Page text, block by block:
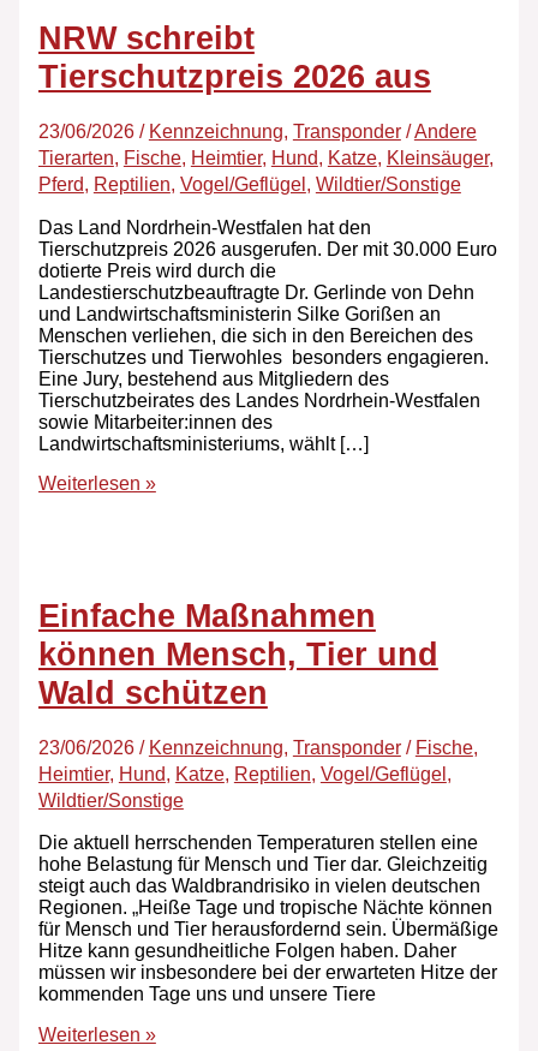
NRW schreibt
Tierschutzpreis 2026 aus
23/06/2026 / Kennzeichnung, Transponder/Andere
Tierarten, Fische, Heimtier, Hund, Katze, Kleinsäuger,
Pferd, Reptilien, Vogel/Geflügel , Wildtier/Sonstige
Das Land Nordrhein-Westfalen hat den
Tierschutzpreis 2026 ausgerufen. Der mit 30.000 Euro
dotierte Preis wird durch die
Landestierschutzbeauftragte Dr. Gerlinde von Dehn
und Landwirtschaftsministerin Silke Gorißen an
Menschen verliehen, die sich in den Bereichen des
Tierschutzes und Tierwohles besonders engagieren.
Eine Jury, bestehend aus Mitgliedern des
Tierschutzbeirates des Landes Nordrhein-Westfalen
sowie Mitarbeiter:innen des
Landwirtschaftsministeriums, wählt […]
Weiterlesen »
Einfache Maßnahmen
können Mensch, Tier und
Wald schützen
23/06/2026 / Kennzeichnung, Transponder/ Fische,
Heimtier, Hund, Katze, Reptilien, Vogel/Geflügel ,
Wildtier/Sonstige
Die aktuell herrschenden Temperaturen stellen eine
hohe Belastung für Mensch und Tier dar. Gleichzeitig
steigt auch das Waldbrandrisiko in vielen deutschen
Regionen. „Heiße Tage und tropische Nächte können
für Mensch und Tier herausfordernd sein. Übermäßige
Hitze kann gesundheitliche Folgen haben. Daher
müssen wir insbesondere bei der erwarteten Hitze der
kommenden Tage uns und unsere Tiere
Weiterlesen »